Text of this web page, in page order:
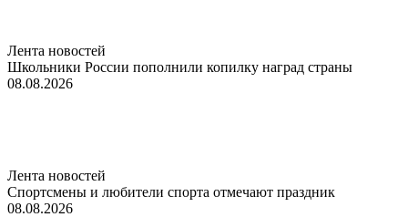
Лента новостей
Школьники России пополнили копилку наград страны
08.08.2026
Лента новостей
Спортсмены и любители спорта отмечают праздник
08.08.2026